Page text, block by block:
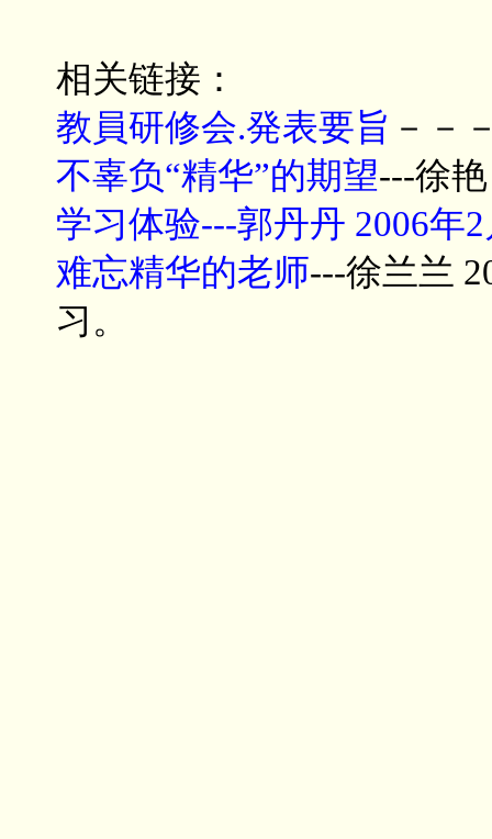
相关链接：
教員研修会.発表要旨 －－
不辜负“精华”的期望---徐
学习体验---郭丹丹 2006年
难忘精华的老师---徐兰兰
习。